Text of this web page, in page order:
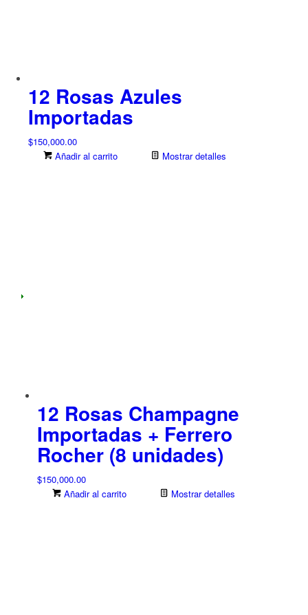
12 Rosas Azules
Importadas
$150,000.00
Añadir al carrito
Mostrar detalles
12 Rosas Champagne
Importadas + Ferrero
Rocher (8 unidades)
$150,000.00
Añadir al carrito
Mostrar detalles